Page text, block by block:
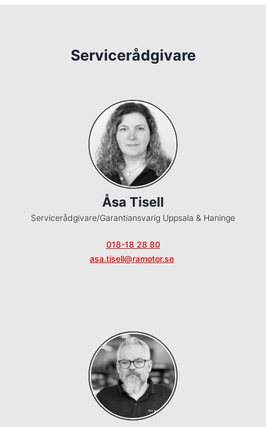
Servicerådgivare
Åsa Tisell
Servicerådgivare/Garantiansvarig Uppsala & Haninge
018-18 28 80
asa.tisell@ramotor.se